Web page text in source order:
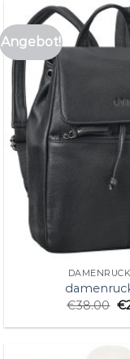
Angebot!
€38.00 €